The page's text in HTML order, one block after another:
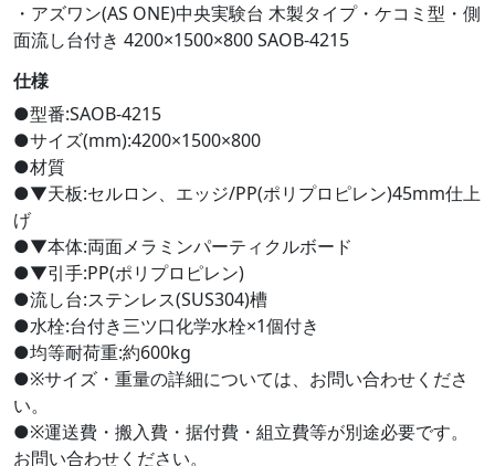
・アズワン(AS ONE)中央実験台 木製タイプ・ケコミ型・側
面流し台付き 4200×1500×800 SAOB-4215
仕様
●型番:SAOB-4215
●サイズ(mm):4200×1500×800
●材質
●▼天板:セルロン、エッジ/PP(ポリプロピレン)45mm仕上
げ
●▼本体:両面メラミンパーティクルボード
●▼引手:PP(ポリプロピレン)
●流し台:ステンレス(SUS304)槽
●水栓:台付き三ツ口化学水栓×1個付き
●均等耐荷重:約600kg
●※サイズ・重量の詳細については、お問い合わせくださ
い。
●※運送費・搬入費・据付費・組立費等が別途必要です。
お問い合わせください。